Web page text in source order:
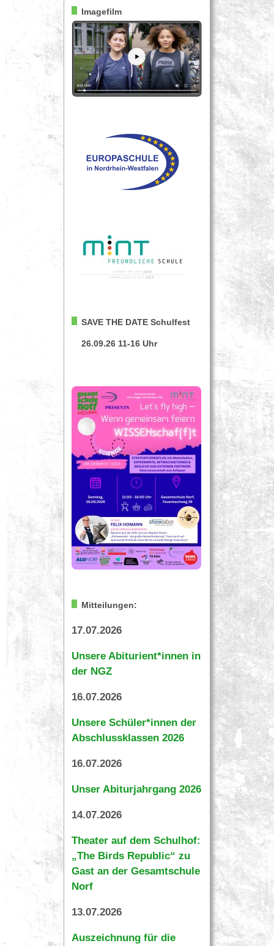
Imagefilm
SAVE THE DATE Schulfest
26.09.26 11-16 Uhr
Mitteilungen:
17.07.2026
Unsere Abiturient*innen in
der NGZ
16.07.2026
Unsere Schüler*innen der
Abschlussklassen 2026
16.07.2026
Unser Abiturjahrgang 2026
14.07.2026
Theater auf dem Schulhof:
„The Birds Republic“ zu
Gast an der Gesamtschule
Norf
13.07.2026
Auszeichnung für die